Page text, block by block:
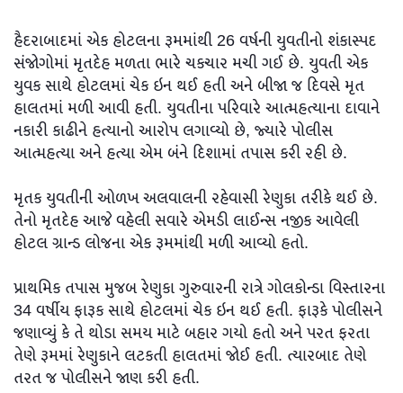
હૈદરાબાદમાં એક હોટલના રૂમમાંથી 26 વર્ષની યુવતીનો શંકાસ્પદ
સંજોગોમાં મૃતદેહ મળતા ભારે ચકચાર મચી ગઈ છે. યુવતી એક
યુવક સાથે હોટલમાં ચેક ઇન થઈ હતી અને બીજા જ દિવસે મૃત
હાલતમાં મળી આવી હતી. યુવતીના પરિવારે આત્મહત્યાના દાવાને
નકારી કાઢીને હત્યાનો આરોપ લગાવ્યો છે, જ્યારે પોલીસ
આત્મહત્યા અને હત્યા એમ બંને દિશામાં તપાસ કરી રહી છે.
મૃતક યુવતીની ઓળખ અલવાલની રહેવાસી રેણુકા તરીકે થઈ છે.
તેનો મૃતદેહ આજે વહેલી સવારે એમડી લાઈન્સ નજીક આવેલી
હોટલ ગ્રાન્ડ લોજના એક રૂમમાંથી મળી આવ્યો હતો.
પ્રાથમિક તપાસ મુજબ રેણુકા ગુરુવારની રાત્રે ગોલકોન્ડા વિસ્તારના
34 વર્ષીય ફારૂક સાથે હોટલમાં ચેક ઇન થઈ હતી. ફારૂકે પોલીસને
જણાવ્યું કે તે થોડા સમય માટે બહાર ગયો હતો અને પરત ફરતા
તેણે રૂમમાં રેણુકાને લટકતી હાલતમાં જોઈ હતી. ત્યારબાદ તેણે
તરત જ પોલીસને જાણ કરી હતી.